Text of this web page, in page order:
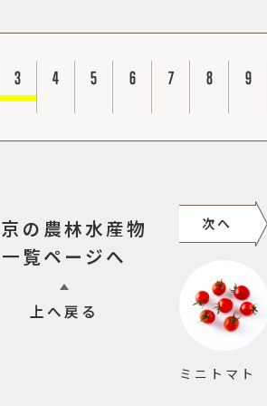
3 4 5 6 7 8 9
の農林水産物
一覧ページへ
上へ戻る
次へ
ミニトマト